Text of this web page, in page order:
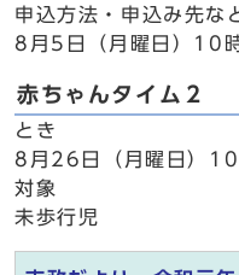
申込方法・申込み先な
8月5日（月曜日）10
赤ちゃんタイム２
とき
8月26日（月曜日）
対象
未歩行児